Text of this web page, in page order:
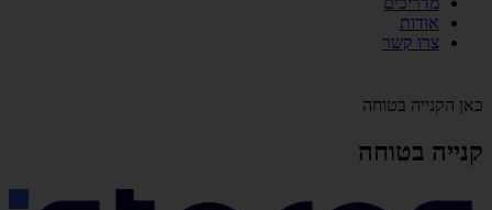
אודות
צרו קשר
כאן הקנייה בטוחה
קנייה בטוחה